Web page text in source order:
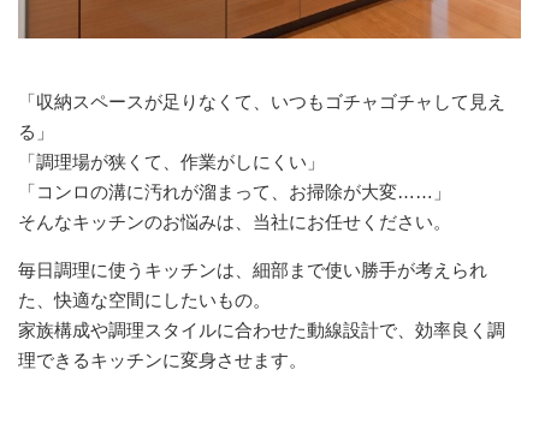
「収納スペースが足りなくて、いつもゴチャゴチャして見え
る」
「調理場が狭くて、作業がしにくい」
「コンロの溝に汚れが溜まって、お掃除が大変……」
そんなキッチンのお悩みは、当社にお任せください。
毎日調理に使うキッチンは、細部まで使い勝手が考えられ
た、快適な空間にしたいもの。
家族構成や調理スタイルに合わせた動線設計で、効率良く調
理できるキッチンに変身させます。